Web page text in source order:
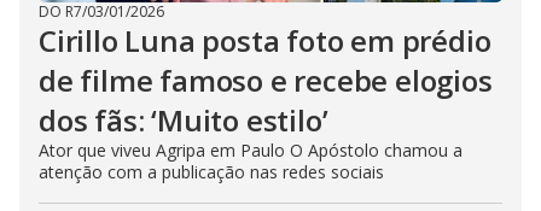
DO R7/03/01/2026
Cirillo Luna posta foto em prédio
de filme famoso e recebe elogios
dos fãs: ‘Muito estilo’
Ator que viveu Agripa em Paulo O Apóstolo chamou a
atenção com a publicação nas redes sociais